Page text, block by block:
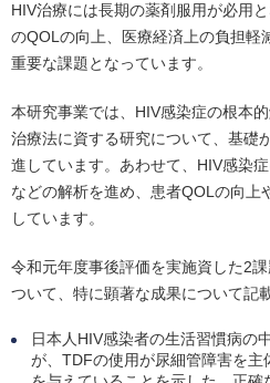
HIV治療には長期の薬剤服用が必用
のQOLの向上、医療経済上の負担軽
重要な課題となっています。
本研究事業では、HIV感染症の根本
治療法に資する研究について、基礎
進しています。あわせて、HIV感染
などの解析を進め、患者QOLの向上
しています。
令和元年度事後評価を実施資した2
ついて、特に顕著な成果について記
日本人HIV感染者の生活習慣病の
が、TDFの使用が尿細管障害を